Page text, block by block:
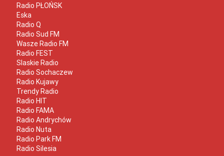
Radio PŁOŃSK
Eska
Radio Q
Radio Sud FM
Wasze Radio FM
Radio FEST
Slaskie Radio
Radio Sochaczew
Radio Kujawy
Trendy Radio
Radio HIT
Radio FAMA
Radio Andrychów
Radio Nuta
Radio Park FM
Radio Silesia